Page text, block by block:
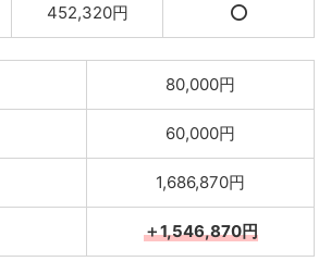
452,320円 ⭕️
80,000円
60,000円
1,686,870円
＋1,546,870円